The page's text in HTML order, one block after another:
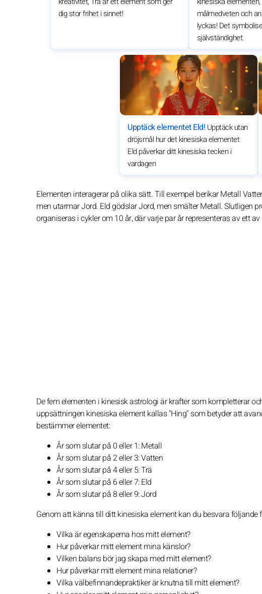
dig stor frihet i sinnet!
målmedveten och
lyckas! Det
självständighet.
Upptäck elementet Eld! Upptäck utan
dröjsmål hur det kinesiska elementet
Eld påverkar ditt kinesiska tecken i
vardagen
Elementen interagerar på olika sätt. Till exempel berikar Metall
men utarmar Jord. Eld gödslar Jord, men smälter Metall. Slutligen
organiseras i cykler om 10 år, där varje par år representeras av ett
De fem elementen i kinesisk astrologi är krafter som kompletterar
uppsättningen kinesiska element kallas "Hing" som betyder att
bestämmer elementet:
År som slutar på 0 eller 1: Metall
År som slutar på 2 eller 3: Vatten
År som slutar på 4 eller 5: Trä
År som slutar på 6 eller 7: Eld
År som slutar på 8 eller 9: Jord
Genom att känna till ditt kinesiska element kan du besvara följande
Vilka är egenskaperna hos mitt element?
Hur påverkar mitt element mina känslor?
Vilken balans bör jag skapa med mitt element?
Hur påverkar mitt element mina relationer?
Vilka välbefinnandepraktiker är knutna till mitt element?